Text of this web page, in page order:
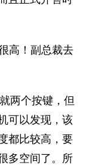
两个按键，但
可以发现，该
都比较高，要
多空间了。所